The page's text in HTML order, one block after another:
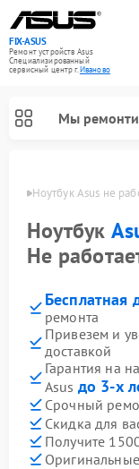
FIX-ASUS
Ремонт устройств Asus
Специализированный
cервисный центр г.Иваново
Мы
Ноутбук Asus не
Ноутбук
Не
Бесплатная
ремонта
Привезем и
доставкой
Гарантия на
Asus до 3-х
Срочный
Скидка для
Получите